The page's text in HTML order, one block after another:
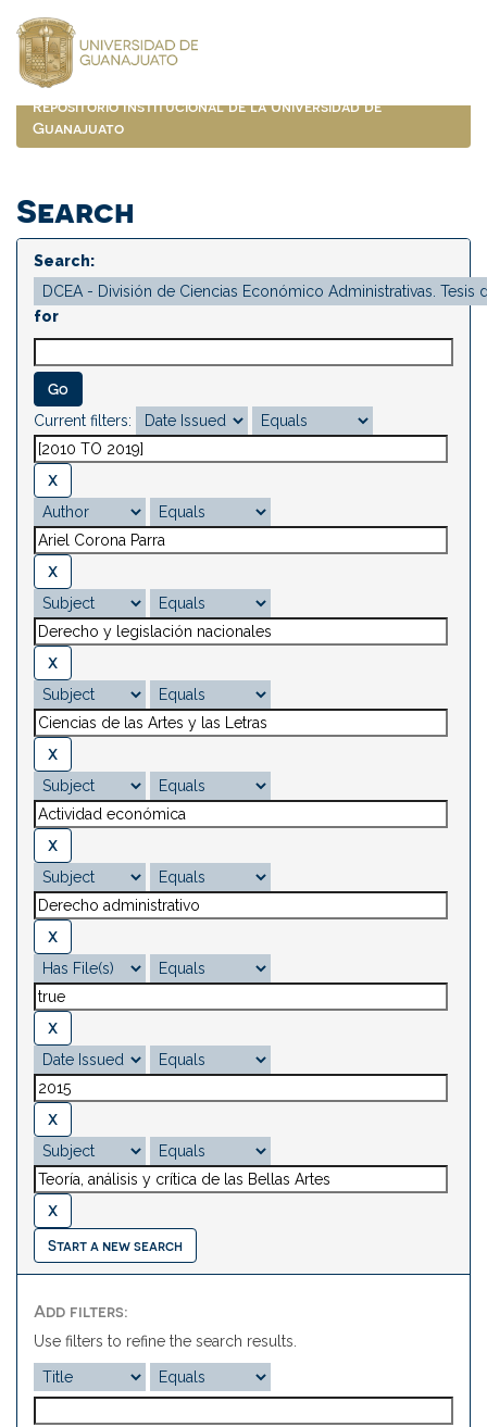
navigation
Repositorio Institucional de la Universidad de
Guanajuato
Search
Search:
for
Current filters:
Start a new search
Add filters:
Use filters to refine the search results.